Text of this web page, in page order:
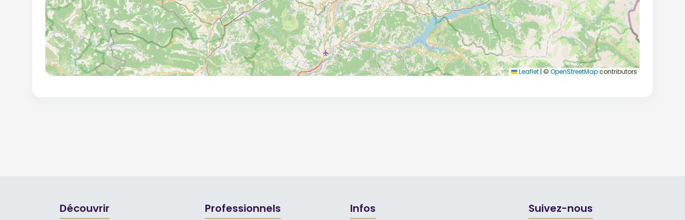
Leaflet | © OpenStreetMapcontributors
Découvrir Professionnels Infos Suivez-nous